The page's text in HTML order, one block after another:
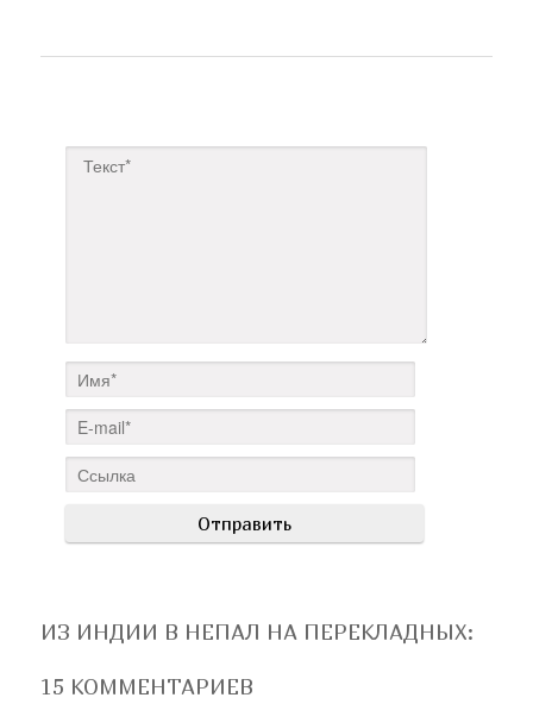
ИЗ ИНДИИ В НЕПАЛ НА ПЕРЕКЛАДНЫХ:
15 КОММЕНТАРИЕВ